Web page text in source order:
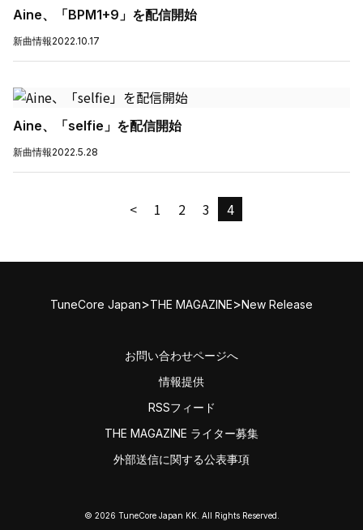
Aine、「BPM1+9」を配信開始
新曲情報2022.10.17
Aine、「selfie」を配信開始
新曲情報2022.5.28
< 1 2 3 4
TuneCore Japan>THE MAGAZINE>New Release
お問い合わせページへ
情報提供
RSSフィード
THE MAGAZINE ライター募集
外部送信に関する公表事項
© 2026 TuneCore Japan KK. All Rights Reserved.